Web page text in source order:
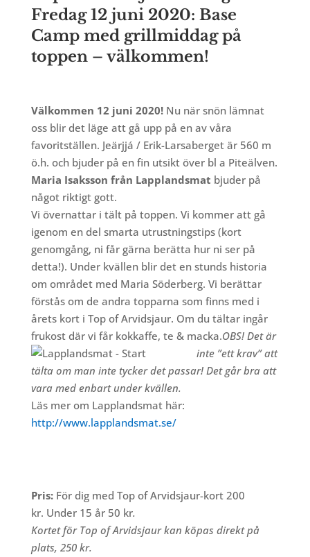
Fredag 12 juni 2020: Base
Camp med grillmiddag på
toppen – välkommen!
Välkommen 12 juni 2020!Nu när snön lämnat
oss blir det läge att gå upp på en av våra
favoritställen. Jeärjjá / Erik-Larsaberget är 560 m
ö.h. och bjuder på en fin utsikt över bl a Piteälven.
Maria Isaksson från Lapplandsmat bjuder på
något riktigt gott.
Vi övernattar i tält på toppen. Vi kommer att gå
igenom en del smarta utrustningstips (kort
genomgång, ni får gärna berätta hur ni ser på
detta!). Under kvällen blir det en stunds historia
om området med Maria Söderberg. Vi berättar
förstås om de andra topparna som finns med i
årets kort i Top of Arvidsjaur. Om du tältar ingår
frukost där vi får kokkaffe, te & macka.OBS! Det är
inte ”ett krav” att
tälta om man inte tycker det passar! Det går bra att
vara med enbart under kvällen.
Läs mer om Lapplandsmat här:
http://www.lapplandsmat.se/
Pris: För dig med Top of Arvidsjaur-kort 200
kr. Under 15 år 50 kr.
Kortet för Top of Arvidsjaur kan köpas direkt på
plats, 250 kr.